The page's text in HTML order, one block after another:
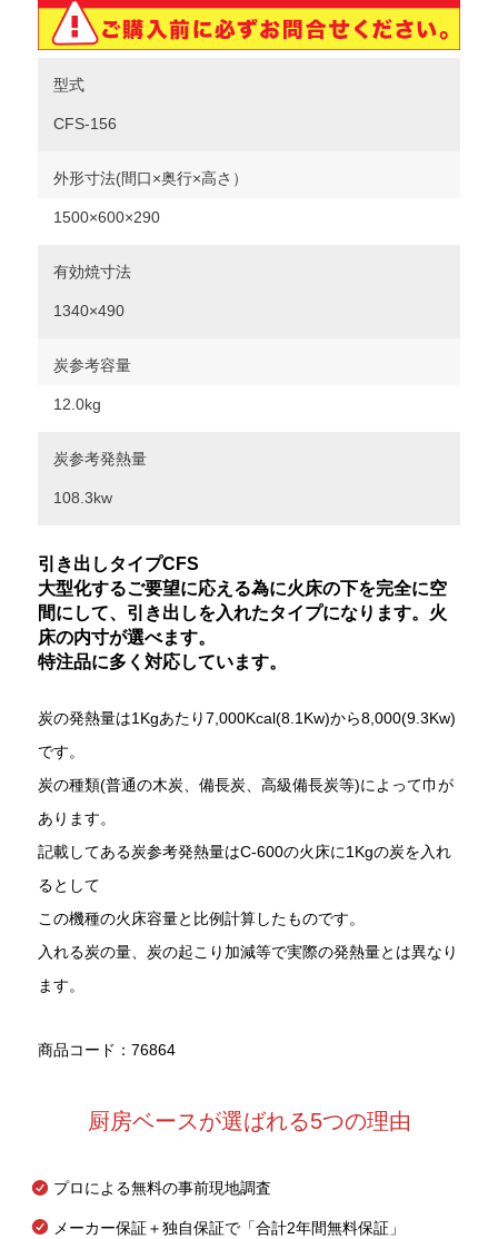
型式
CFS-156
外形寸法(間口×奥行×高さ）
1500×600×290
有効焼寸法
1340×490
炭参考容量
12.0kg
炭参考発熱量
108.3kw
引き出しタイプCFS
大型化するご要望に応える為に火床の下を完全に空
間にして、引き出しを入れたタイプになります。火
床の内寸が選べます。
特注品に多く対応しています。
炭の発熱量は1Kgあたり7,000Kcal(8.1Kw)から8,000(9.3Kw)
です。
炭の種類(普通の木炭、備長炭、高級備長炭等)によって巾が
あります。
記載してある炭参考発熱量はC-600の火床に1Kgの炭を入れ
るとして
この機種の火床容量と比例計算したものです。
入れる炭の量、炭の起こり加減等で実際の発熱量とは異なり
ます。
商品コード：76864
厨房ベースが選ばれる5つの理由
プロによる無料の事前現地調査
メーカー保証＋独自保証で「合計2年間無料保証」